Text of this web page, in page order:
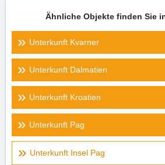
Ähnliche Objekte finden Sie
Unterkunft Kvarner
Unterkunft Dalmatien
Unterkunft Kroatien
Unterkunft Pag
Unterkunft Insel Pag